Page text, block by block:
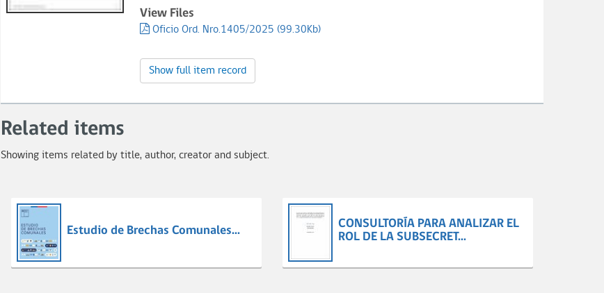
View Files
Oficio Ord. Nro.1405/2025 (99.30Kb)
Show full item record
Related items
Showing items related by title, author, creator and subject.
Estudio de Brechas Comunales...
CONSULTORÍA PARA ANALIZAR EL
ROL DE LA SUBSECRET...